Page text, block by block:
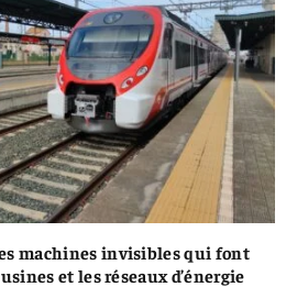
machines invisibles qui font
et les réseaux d’énergie